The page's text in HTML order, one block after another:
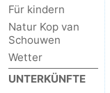
Für kindern
Natur Kop van
Schouwen
Wetter
UNTERKÜNFTE